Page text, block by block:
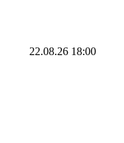
22.08.26 18:00